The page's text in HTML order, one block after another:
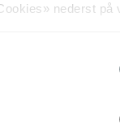
nederst på